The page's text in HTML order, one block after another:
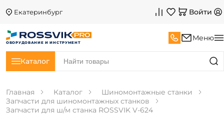
Екатеринбург Войти
ОБОРУДОВАНИЕ И ИНСТРУМЕНТ
Меню
Каталог
Главная Каталог
Шиномонтажные станки
Запчасти для шиномонтажных станков
Запчасти для ш/м станка ROSSVIK V-624